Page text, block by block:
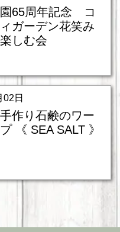
65周年記念 コ
ガーデン花笑み
しむ会
02日
作り石鹸のワー
《 SEA SALT 》